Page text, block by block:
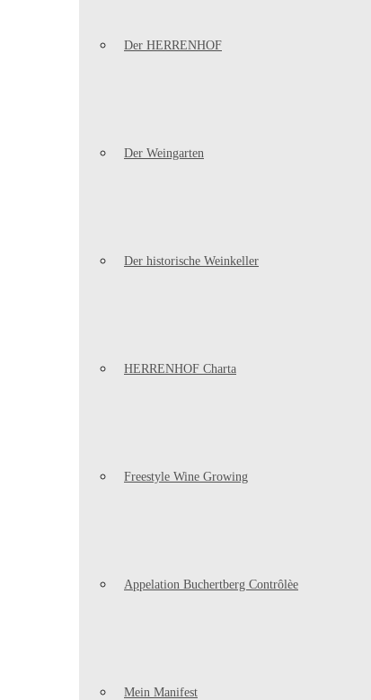
Der HERRENHOF
Der Weingarten
Der historische Weinkeller
HERRENHOF Charta
Freestyle Wine Growing
Appelation Buchertberg Contrôlèe
Mein Manifest